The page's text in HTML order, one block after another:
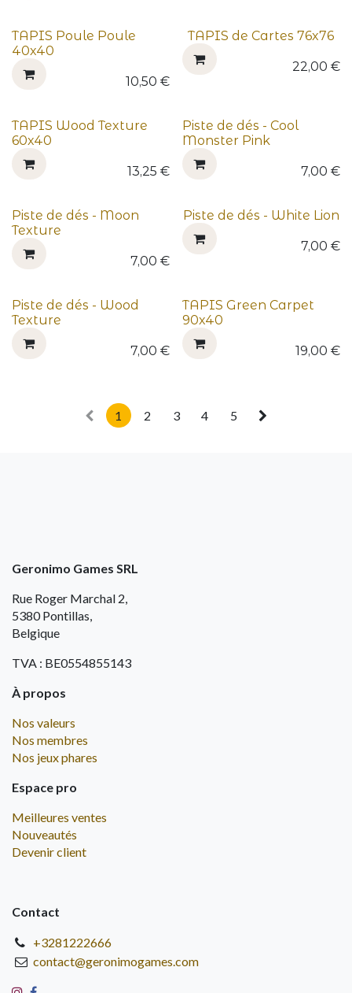
TAPIS Poule Poule
40x40
10,50 €
TAPIS de Cartes 76x76
22,00 €
TAPIS Wood Texture
60x40
13,25 €
Piste de dés - Cool
Monster Pink
7,00 €
Piste de dés - Moon
Texture
7,00 €
Piste de dés - White Lion
7,00 €
Piste de dés - Wood
Texture
7,00 €
TAPIS Green Carpet
90x40
19,00 €
1 2 3 4 5
Geronimo Games SRL
Rue Roger Marchal 2,
5380 Pontillas,
Belgique
TVA : BE0554855143
À propos
Nos valeurs
Nos membres
Nos jeux phares
Espace pro
Meilleures ventes
Nouveautés
Devenir client
Contact
+3281222666
contact@geronimogames.com